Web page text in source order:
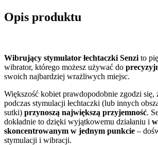
Opis produktu
Wibrujący stymulator łechtaczki Senzi to
wibrator, którego możesz używać do
swoich najbardziej wrażliwych miejsc.
Większość kobiet prawdopodobnie zgodzi się,
podczas stymulacji łechtaczki (lub innych
sutki) przynoszą największą przyjemność.
dokładnie to dzięki wyjątkowemu działaniu i
skoncentrowanym w jednym punkcie –
stymulacji i wibracji.